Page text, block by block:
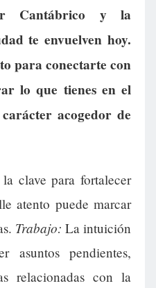
Cantábrico y la
te envuelven hoy.
para conectarte con
lo que tienes en el
acogedor de
clave para fortalecer
atento puede marcar
Trabajo: La intuición
asuntos pendientes,
relacionadas con la